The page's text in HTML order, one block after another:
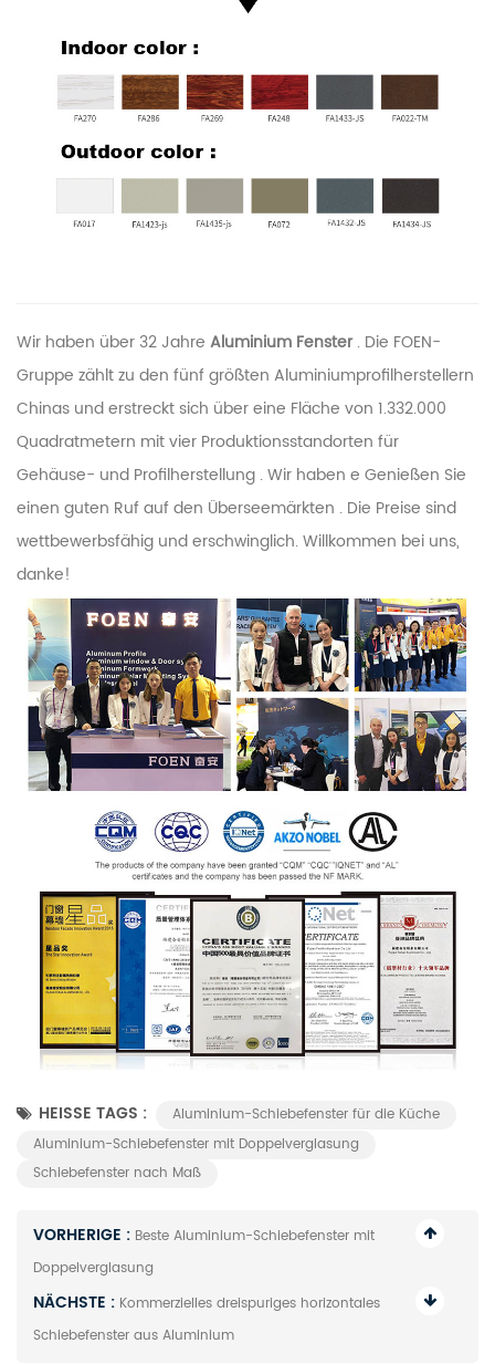
Wir haben über 32 Jahre Aluminium Fenster. Die FOEN-
Gruppe zählt zu den fünf größten Aluminiumprofilherstellern
Chinas und erstreckt sich über eine Fläche von 1.332.000
Quadratmetern mit vier Produktionsstandorten für
Gehäuse- und Profilherstellung .Wir haben e Genießen Sie
einen guten Ruf auf den Überseemärkten . Die Preise sind
wettbewerbsfähig und erschwinglich. Willkommen bei uns,
danke!
HEISSE TAGS :
Aluminium-Schiebefenster für die Küche
Aluminium-Schiebefenster mit Doppelverglasung
Schiebefenster nach Maß
VORHERIGE : Beste Aluminium-Schiebefenster mit
Doppelverglasung
NÄCHSTE : Kommerzielles dreispuriges horizontales
Schiebefenster aus Aluminium